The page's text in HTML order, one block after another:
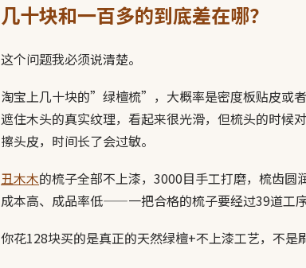
几十块和一百多的到底差在哪？
这个问题我必须说清楚。
淘宝上几十块的”绿檀梳”，大概率是密度板贴皮或
遮住木头的真实纹理，看起来很光滑，但梳头的时
擦头皮，时间长了会过敏。
丑木木的梳子全部不上漆，3000目手工打磨，梳齿圆
成本高、成品率低——一把合格的梳子要经过39道工
你花128块买的是真正的天然绿檀+不上漆工艺，不是